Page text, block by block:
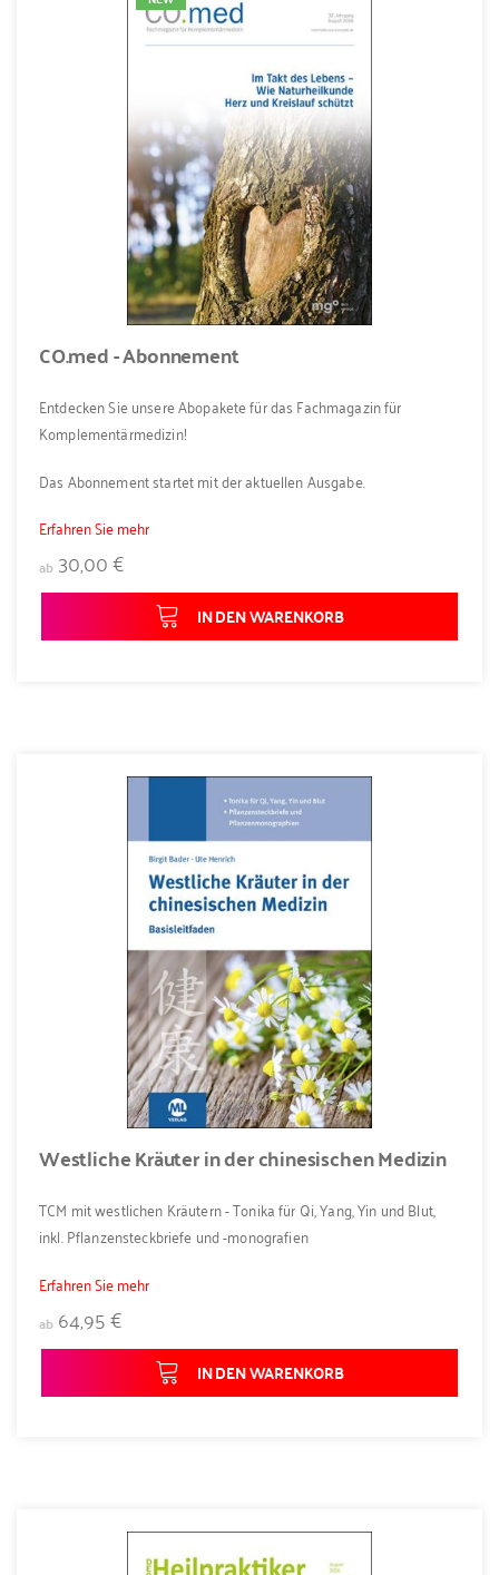
CO.med - Abonnement
Entdecken Sie unsere Abopakete für das Fachmagazin für
Komplementärmedizin!
Das Abonnement startet mit der aktuellen Ausgabe.
Erfahren Sie mehr
ab 30,00 €
IN DEN WARENKORB
Westliche Kräuter in der chinesischen Medizin
TCM mit westlichen Kräutern - Tonika für Qi, Yang, Yin und Blut,
inkl. Pflanzensteckbriefe und -monografien
Erfahren Sie mehr
ab 64,95 €
IN DEN WARENKORB